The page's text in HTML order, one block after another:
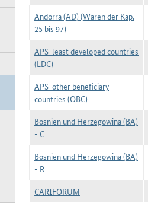
Andorra (AD) (Waren der Kap.
25 bis 97)
APS-least developed countries
(LDC)
APS-other beneficiary
countries (OBC)
Bosnien und Herzegowina (BA)
- C
Bosnien und Herzegowina (BA)
- R
CARIFORUM